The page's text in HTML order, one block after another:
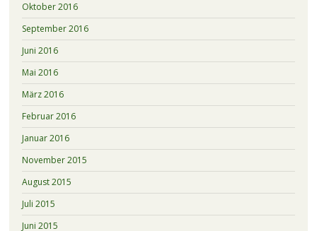
Oktober 2016
September 2016
Juni 2016
Mai 2016
März 2016
Februar 2016
Januar 2016
November 2015
August 2015
Juli 2015
Juni 2015